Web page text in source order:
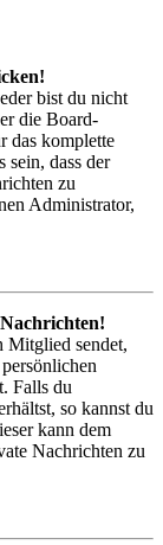
bist du nicht
die Board-
das komplette
sein, dass der
zu
Administrator,
Mitglied sendet,
Falls du
so kannst du
kann dem
Nachrichten zu